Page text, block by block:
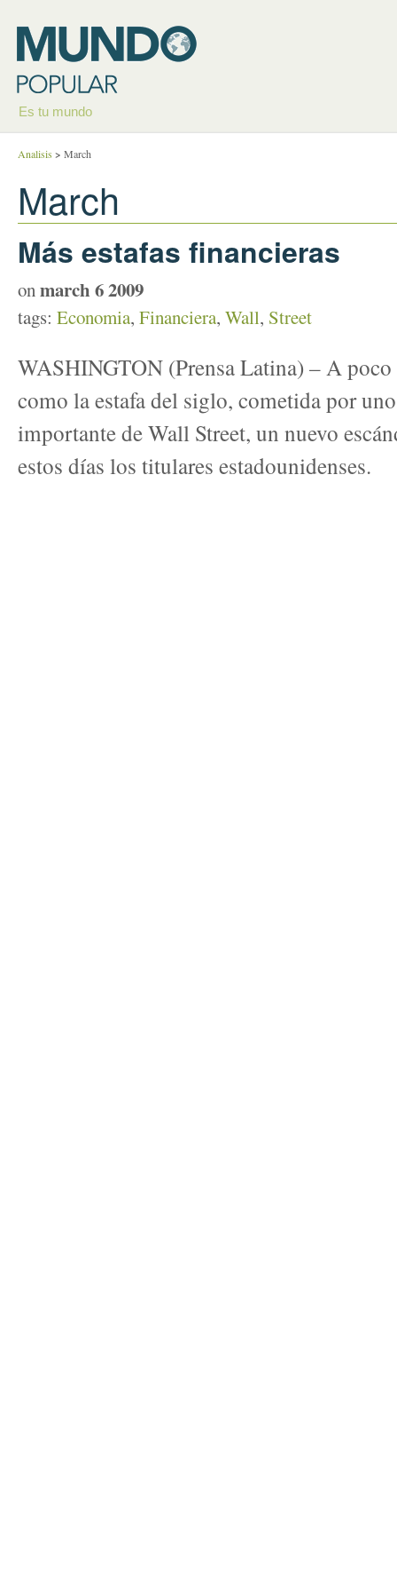
Es tu mundo
Analisis > March
March
Más estafas financieras
onmarch 6 2009
tags: Economia, Financiera, Wall, Street
WASHINGTON (Prensa Latina) – A
como la estafa del siglo, cometida por
importante de Wall Street, un nuevo
estos días los titulares estadounidenses.